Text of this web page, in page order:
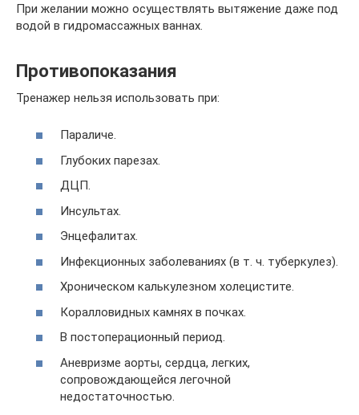
При желании можно осуществлять вытяжение даже под
водой в гидромассажных ваннах.
Противопоказания
Тренажер нельзя использовать при:
Параличе.
Глубоких парезах.
ДЦП.
Инсультах.
Энцефалитах.
Инфекционных заболеваниях (в т. ч. туберкулез).
Хроническом калькулезном холецистите.
Коралловидных камнях в почках.
В постоперационный период.
Аневризме аорты, сердца, легких,
сопровождающейся легочной
недостаточностью.